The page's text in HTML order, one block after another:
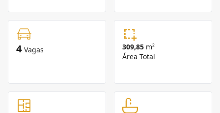
4 Vagas 309,85 m²
Área Total